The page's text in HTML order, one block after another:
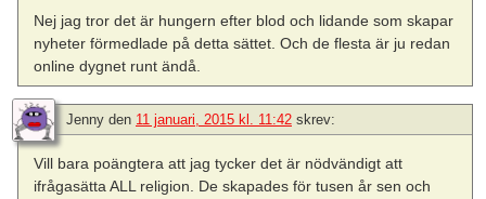
Nej jag tror det är hungern efter blod och lidande som skapar
nyheter förmedlade på detta sättet. Och de flesta är ju redan
online dygnet runt ändå.
Jenny den 11 januari, 2015 kl. 11:42 skrev:
Vill bara poängtera att jag tycker det är nödvändigt att
ifrågasätta ALL religion. De skapades för tusen år sen och